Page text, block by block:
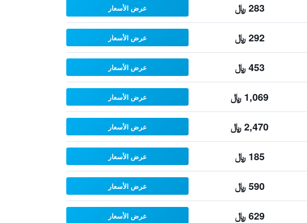
283 ﷼ عرض الأسعار
292 ﷼ عرض الأسعار
453 ﷼ عرض الأسعار
1,069 ﷼ عرض الأسعار
2,470 ﷼ عرض الأسعار
185 ﷼ عرض الأسعار
590 ﷼ عرض الأسعار
629 ﷼ عرض الأسعار